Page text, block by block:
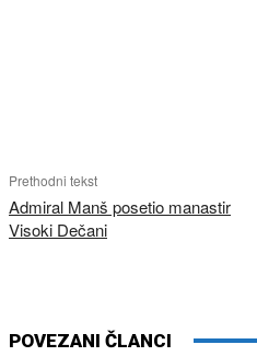
Prethodni tekst
Admiral Manš posetio manastir
Visoki Dečani
POVEZANI ČLANCI